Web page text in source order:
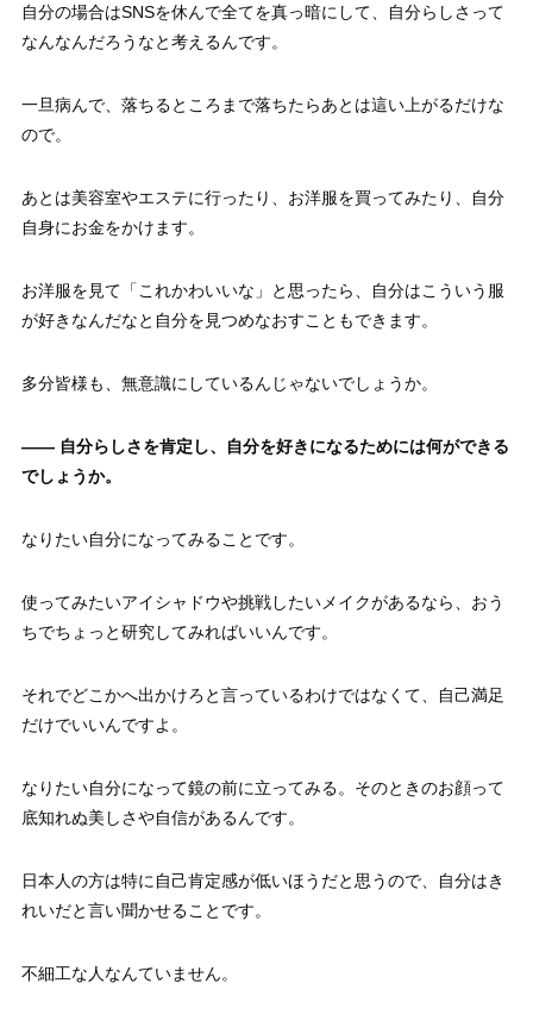
自分の場合はSNSを休んで全てを真っ暗にして、自分らしさって
なんなんだろうなと考えるんです。
一旦病んで、落ちるところまで落ちたらあとは這い上がるだけな
ので。
あとは美容室やエステに行ったり、お洋服を買ってみたり、自分
自身にお金をかけます。
お洋服を見て「これかわいいな」と思ったら、自分はこういう服
が好きなんだなと自分を見つめなおすこともできます。
多分皆様も、無意識にしているんじゃないでしょうか。
—— 自分らしさを肯定し、自分を好きになるためには何ができる
でしょうか。
なりたい自分になってみることです。
使ってみたいアイシャドウや挑戦したいメイクがあるなら、おう
ちでちょっと研究してみればいいんです。
それでどこかへ出かけろと言っているわけではなくて、自己満足
だけでいいんですよ。
なりたい自分になって鏡の前に立ってみる。そのときのお顔って
底知れぬ美しさや自信があるんです。
日本人の方は特に自己肯定感が低いほうだと思うので、自分はき
れいだと言い聞かせることです。
不細工な人なんていません。